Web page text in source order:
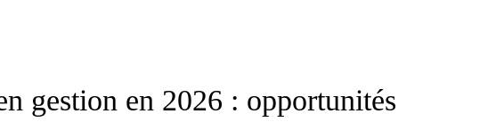
gestion en 2026 : opportunités